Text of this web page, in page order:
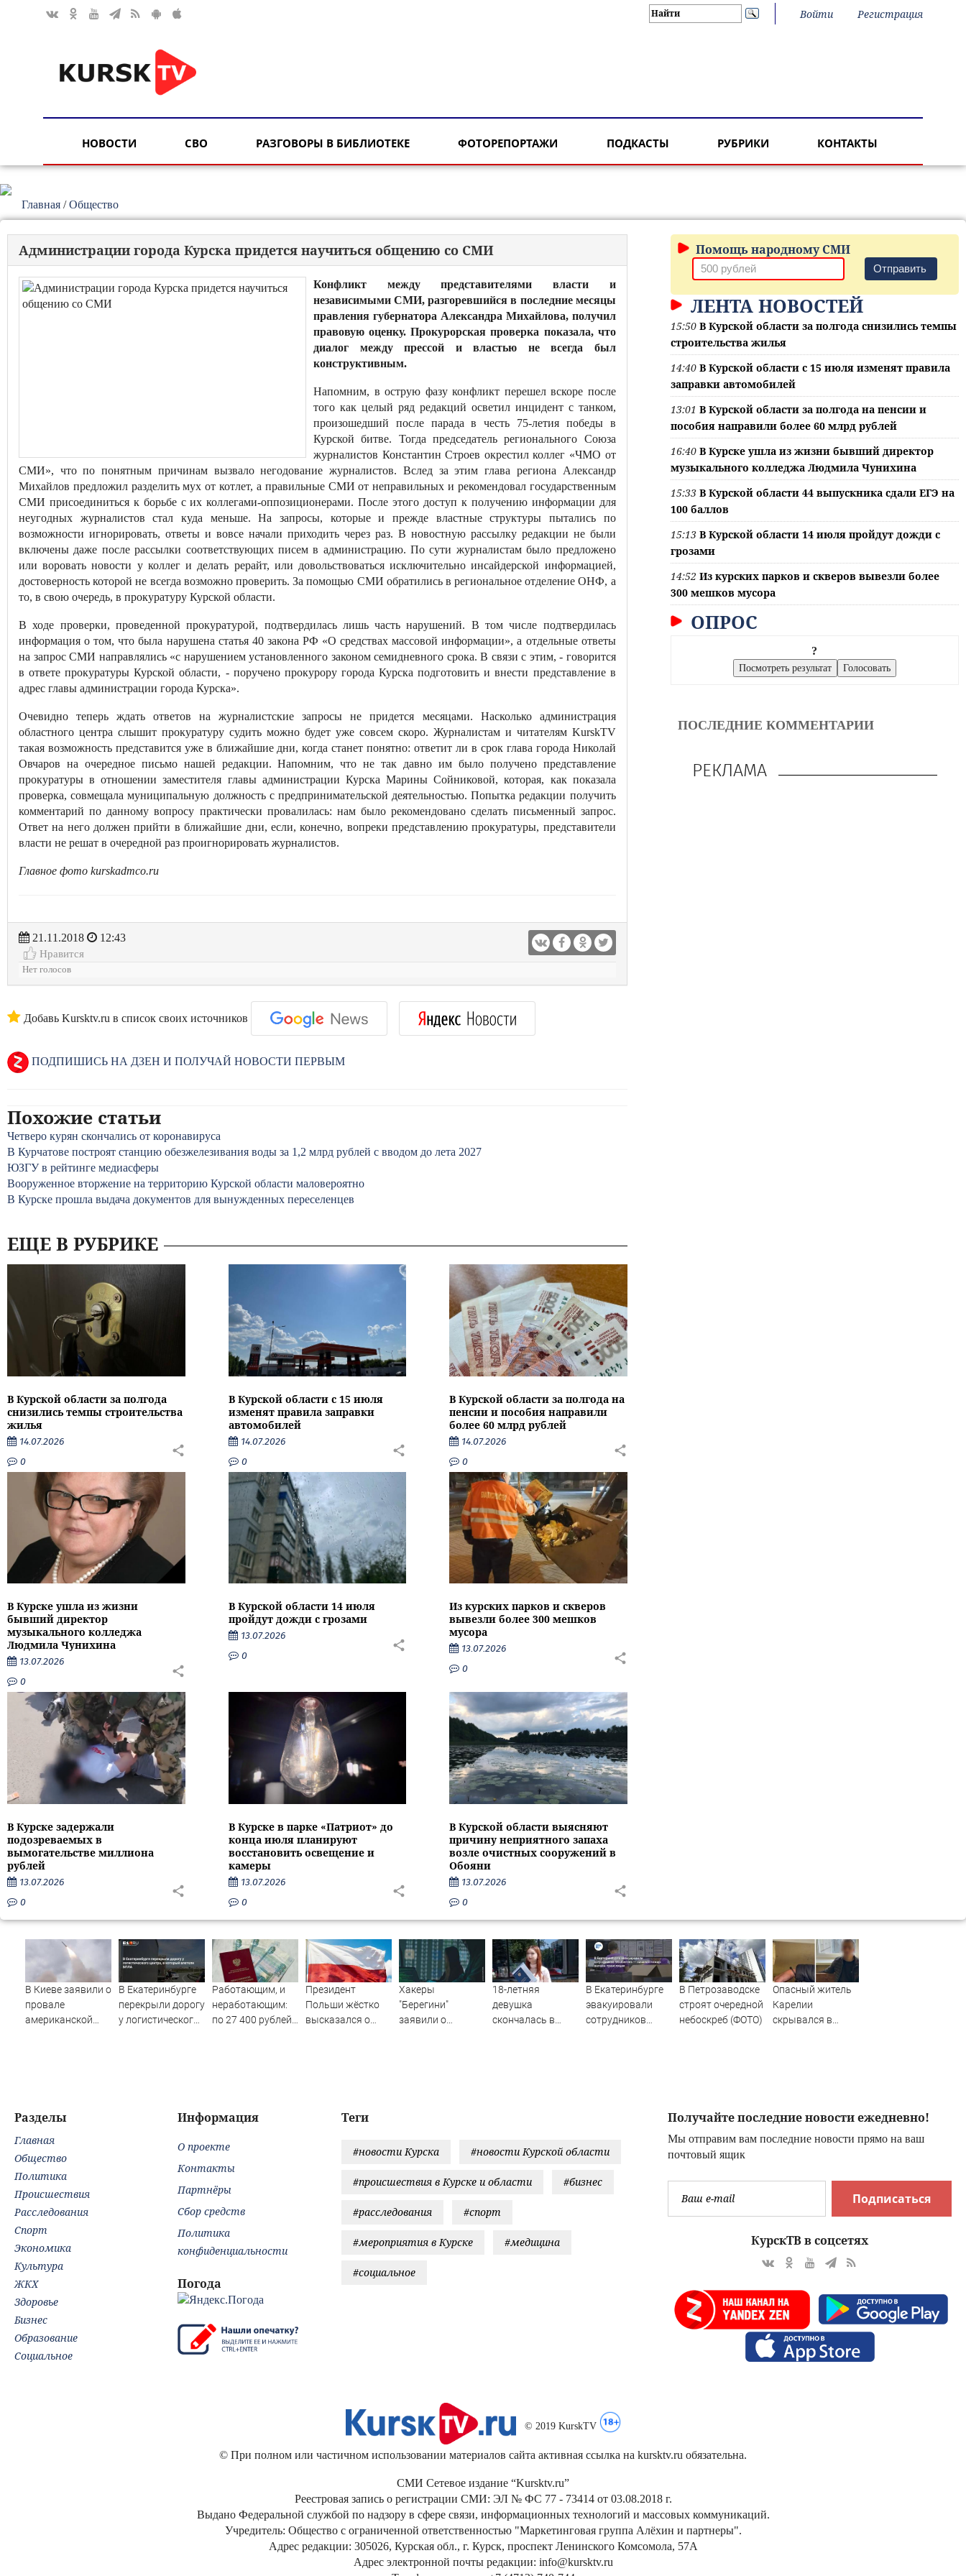
Войти Регистрация
НОВОСТИ СВО РАЗГОВОРЫ В БИБЛИОТЕКЕ ФОТОРЕПОРТАЖИ ПОДКАСТЫ РУБРИКИ КОНТАКТЫ
Главная /Общество
Администрации города Курска придется научиться общению со СМИ
Конфликт между представителями власти и
независимыми СМИ, разгоревшийся в последние месяцы
правления губернатора Александра Михайлова, получил
правовую оценку. Прокурорская проверка показала, что
диалог между прессой и властью не всегда был
конструктивным.
Напомним, в острую фазу конфликт перешел вскоре после
того как целый ряд редакций осветил инцидент с танком,
произошедший после парада в честь 75-летия победы в
Курской битве. Тогда председатель регионального Союза
журналистов Константин Строев окрестил коллег «ЧМО от
СМИ», что по понятным причинам вызвало негодование журналистов. Вслед за этим глава региона Александр
Михайлов предложил разделить мух от котлет, а правильные СМИ от неправильных и рекомендовал государственным
СМИ присоединиться к борьбе с их коллегами-оппозиционерами. После этого доступ к получению информации для
неугодных журналистов стал куда меньше. На запросы, которые и прежде властные структуры пытались по
возможности игнорировать, ответы и вовсе начали приходить через раз. В новостную рассылку редакции не были
включены даже после рассылки соответствующих писем в администрацию. По сути журналистам было предложено
или воровать новости у коллег и делать рерайт, или довольствоваться исключительно инсайдерской информацией,
достоверность которой не всегда возможно проверить. За помощью СМИ обратились в региональное отделение ОНФ, а
то, в свою очередь, в прокуратуру Курской области.
В ходе проверки, проведенной прокуратурой, подтвердилась лишь часть нарушений. В том числе подтвердилась
информация о том, что была нарушена статья 40 закона РФ «О средствах массовой информации», а отдельные ответы
на запрос СМИ направлялись «с нарушением установленного законом семидневного срока. В связи с этим, - говорится
в ответе прокуратуры Курской области, - поручено прокурору города Курска подготовить и внести представление в
адрес главы администрации города Курска».
Очевидно теперь ждать ответов на журналистские запросы не придется месяцами. Насколько администрация
областного центра слышит прокуратуру судить можно будет уже совсем скоро. Журналистам и читателям KurskTV
такая возможность представится уже в ближайшие дни, когда станет понятно: ответит ли в срок глава города Николай
Овчаров на очередное письмо нашей редакции. Напомним, что не так давно им было получено представление
прокуратуры в отношении заместителя главы администрации Курска Марины Сойниковой, которая, как показала
проверка, совмещала муниципальную должность с предпринимательской деятельностью. Попытка редакции получить
комментарий по данному вопросу практически провалилась: нам было рекомендовано сделать письменный запрос.
Ответ на него должен прийти в ближайшие дни, если, конечно, вопреки представлению прокуратуры, представители
власти не решат в очередной раз проигнорировать журналистов.
Главное фото kurskadmco.ru
21.11.2018
12:43
Нравится
Нет голосов
Добавь Kursktv.ru в список своих источников
ПОДПИШИСЬ НА ДЗЕН И ПОЛУЧАЙ НОВОСТИ ПЕРВЫМ
Похожие статьи
Четверо курян скончались от коронавируса
В Курчатове построят станцию обезжелезивания воды за 1,2 млрд рублей с вводом до лета 2027
ЮЗГУ в рейтинге медиасферы
Вооруженное вторжение на территорию Курской области маловероятно
В Курске прошла выдача документов для вынужденных переселенцев
ЕЩЕ В РУБРИКЕ
В Курской области за полгода
снизились темпы строительства
жилья
14.07.2026
0
В Курской области с 15 июля
изменят правила заправки
автомобилей
14.07.2026
0
В Курской области за полгода на
пенсии и пособия направили
более 60 млрд рублей
14.07.2026
0
В Курске ушла из жизни
бывший директор
музыкального колледжа
Людмила Чунихина
13.07.2026
0
В Курской области 14 июля
пройдут дожди с грозами
13.07.2026
0
Из курских парков и скверов
вывезли более 300 мешков
мусора
13.07.2026
0
В Курске задержали
подозреваемых в
вымогательстве миллиона
рублей
13.07.2026
0
В Курске в парке «Патриот» до
конца июля планируют
восстановить освещение и
камеры
13.07.2026
0
В Курской области выясняют
причину неприятного запаха
возле очистных сооружений в
Обояни
13.07.2026
0
Помощь народному СМИ
Отправить
ЛЕНТА НОВОСТЕЙ
15:50 В Курской области за полгода снизились темпы
строительства жилья
14:40 В Курской области с 15 июля изменят правила
заправки автомобилей
13:01 В Курской области за полгода на пенсии и
пособия направили более 60 млрд рублей
16:40 В Курске ушла из жизни бывший директор
музыкального колледжа Людмила Чунихина
15:33 В Курской области 44 выпускника сдали ЕГЭ на
100 баллов
15:13 В Курской области 14 июля пройдут дожди с
грозами
14:52 Из курских парков и скверов вывезли более
300 мешков мусора
ОПРОС
?
ПОСЛЕДНИЕ КОММЕНТАРИИ
РЕКЛАМА
В Киеве заявили о
провале
американской
В Екатеринбурге
перекрыли дорогу
у логистического
Работающим, и
неработающим:
по 27 400 рублей
Президент
Польши жёстко
высказался о
Хакеры
"Берегини"
заявили о
18-летняя
девушка
скончалась в
В Екатеринбурге
эвакуировали
сотрудников
В Петрозаводске
строят очередной
небоскреб (ФОТО)
Опасный житель
Карелии
скрывался в
Получайте последние новости ежедневно!
Мы отправим вам последние новости прямо на ваш
почтовый ящик
Подписаться
КурскТВ в соцсетях
Теги
#новости Курска #новости Курской области
#происшествия в Курске и области #бизнес
#расследования #спорт
#мероприятия в Курске #медицина
#социальное
Разделы
Главная
Общество
Политика
Происшествия
Расследования
Спорт
Экономика
Культура
ЖКХ
Здоровье
Бизнес
Образование
Социальное
Информация
О проекте
Контакты
Партнёры
Сбор средств
Политика
конфиденциальности
Погода
© 2019 KurskTV
© При полном или частичном использовании материалов сайта активная ссылка на kursktv.ru обязательна.
СМИ Сетевое издание “Kursktv.ru”
Реестровая запись о регистрации СМИ: ЭЛ № ФС 77 - 73414 от 03.08.2018 г.
Выдано Федеральной службой по надзору в сфере связи, информационных технологий и массовых коммуникаций.
Учредитель: Общество с ограниченной ответственностью "Маркетинговая группа Алёхин и партнеры".
Адрес редакции: 305026, Курская обл., г. Курск, проспект Ленинского Комсомола, 57А
Адрес электронной почты редакции: info@kursktv.ru